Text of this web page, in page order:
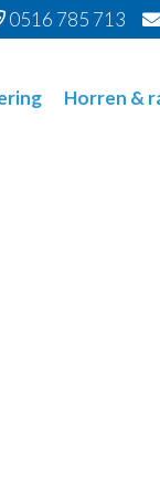
0516 785 713
Horren &